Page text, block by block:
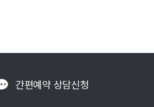
간편예약상담신청